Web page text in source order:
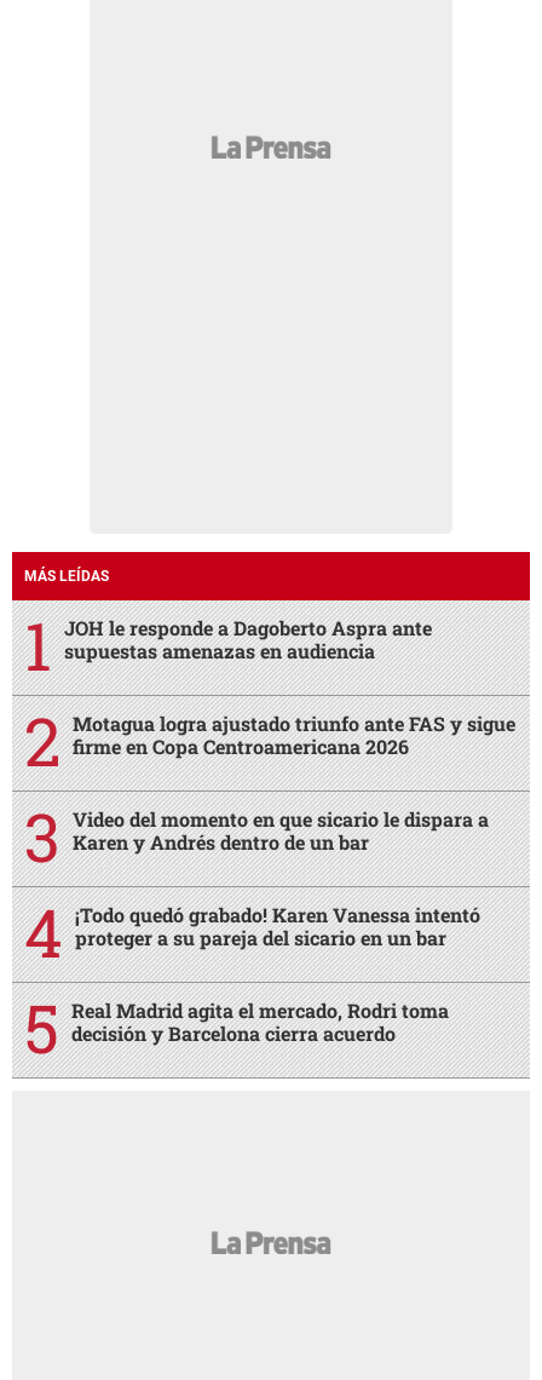
MÁS LEÍDAS
JOH le responde a Dagoberto Aspra ante
supuestas amenazas en audiencia
Motagua logra ajustado triunfo ante FAS y sigue
firme en Copa Centroamericana 2026
Video del momento en que sicario le dispara a
Karen y Andrés dentro de un bar
¡Todo quedó grabado! Karen Vanessa intentó
proteger a su pareja del sicario en un bar
Real Madrid agita el mercado, Rodri toma
decisión y Barcelona cierra acuerdo